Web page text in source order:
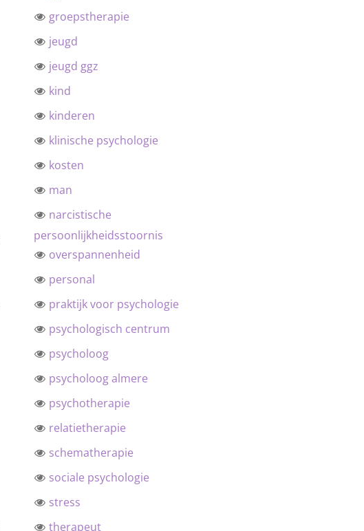
groepstherapie
jeugd
jeugd ggz
kind
kinderen
klinische psychologie
kosten
man
narcistische
persoonlijkheidsstoornis
overspannenheid
personal
praktijk voor psychologie
psychologisch centrum
psycholoog
psycholoog almere
psychotherapie
relatietherapie
schematherapie
sociale psychologie
stress
therapeut